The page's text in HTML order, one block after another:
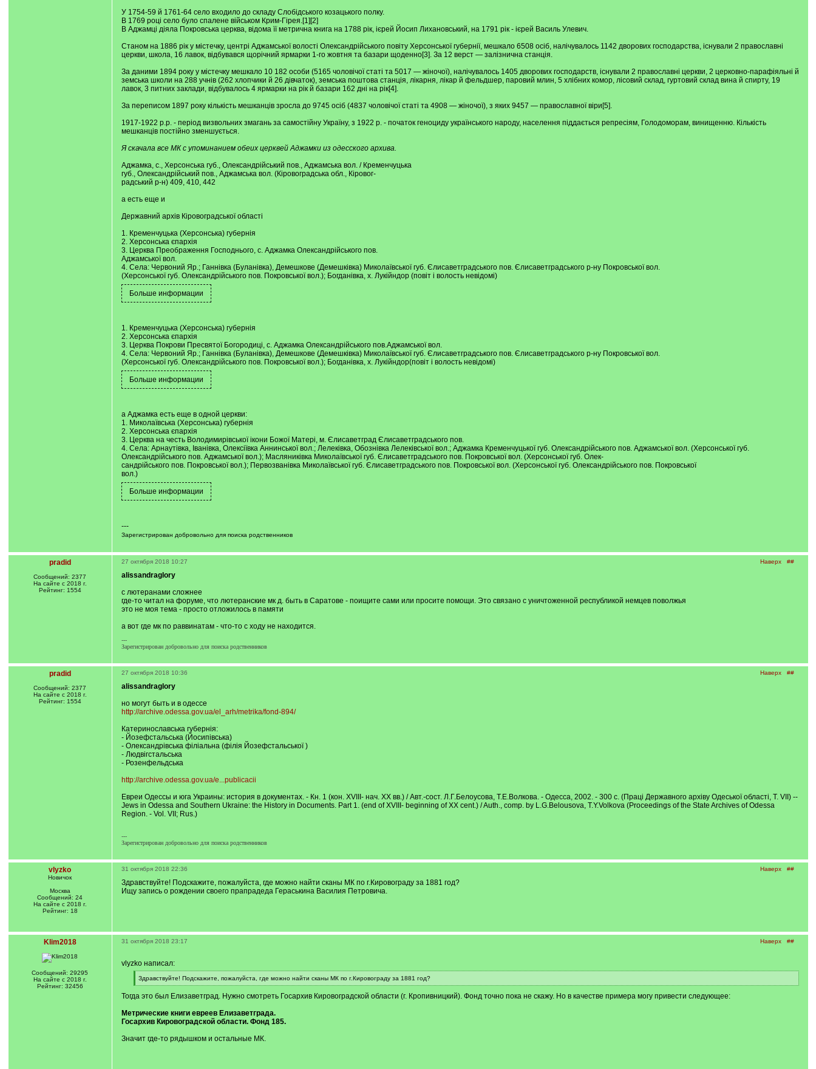
У 1754-59 й 1761-64 село входило до складу Слобідського козацького полку.
В 1769 році село було спалене військом Крим-Гірея.[1][2]
В Аджамці діяла Покровська церква, відома її метрична книга на 1788 рік, ієрей Йосип Лихановський, на 1791 рік - ієрей Василь Улевич.
Станом на 1886 рік у містечку, центрі Аджамської волості Олександрійського повіту Херсонської губернії, мешкало 6508 осіб, налічувалось 1142 дворових господарства, існували 2 православні
церкви, школа, 16 лавок, відбувався щорічний ярмарки 1-го жовтня та базари щоденно[3]. За 12 верст — залізнична станція.
За даними 1894 року у містечку мешкало 10 182 особи (5165 чоловічої статі та 5017 — жіночої), налічувалось 1405 дворових господарств, існували 2 православні церкви, 2 церковно-парафіяльні й
земська школи на 288 учнів (262 хлопчики й 26 дівчаток), земська поштова станція, лікарня, лікар й фельдшер, паровий млин, 5 хлібних комор, лісовий склад, гуртовий склад вина й спирту, 19
лавок, 3 питних заклади, відбувалось 4 ярмарки на рік й базари 162 дні на рік[4].
За переписом 1897 року кількість мешканців зросла до 9745 осіб (4837 чоловічої статі та 4908 — жіночої), з яких 9457 — православної віри[5].
1917-1922 р.р. - період визвольних змагань за самостійну Україну, з 1922 р. - початок геноциду українського народу, населення піддається репресіям, Голодоморам, винищенню. Кількість
мешканців постійно зменшується.
Я скачала все МК с упоминанием обеих церквей Аджамки из одесского архива.
Аджамка, с., Херсонська губ., Олександрійський пов., Аджамська вол. / Кременчуцька
губ., Олександрійський пов., Аджамська вол. (Кіровоградська обл., Кіровог-
радський р-н) 409, 410, 442
а есть еще и
Державний архів Кіровоградської області
1. Кременчуцька (Херсонська) губернія
2. Херсонська єпархія
3. Церква Преображення Господнього, с. Аджамка Олександрійського пов.
Аджамської вол.
4. Села: Червоний Яр.; Ганнівка (Буланівка), Демешкове (Демешківка) Миколаївської губ. Єлисаветградського пов. Єлисаветградського р-ну Покровської вол.
(Херсонської губ. Олександрійського пов. Покровської вол.); Богданівка, х. Лукійндор (повіт і волость невідомі)
1. Кременчуцька (Херсонська) губернія
2. Херсонська єпархія
3. Церква Покрови Пресвятої Богородиці, с. Аджамка Олександрійського пов.Аджамської вол.
4. Села: Червоний Яр.; Ганнівка (Буланівка), Демешкове (Демешківка) Миколаївської губ. Єлисаветградського пов. Єлисаветградського р-ну Покровської вол.
(Херсонської губ. Олександрійського пов. Покровської вол.); Богданівка, х. Лукійндор(повіт і волость невідомі)
а Аджамка есть еще в одной церкви:
1. Миколаївська (Херсонська) губернія
2. Херсонська єпархія
3. Церква на честь Володимирівської ікони Божої Матері, м. Єлисаветград Єлисаветградського пов.
4. Села: Арнаутівка, Іванівка, Олексіївка Аннинської вол.; Лелеківка, Обознівка Лелеківської вол.; Аджамка Кременчуцької губ. Олександрійського пов. Аджамської вол. (Херсонської губ.
Олександрійського пов. Аджамської вол.); Масляниківка Миколаївської губ. Єлисаветградського пов. Покровської вол. (Херсонської губ. Олек-
сандрійського пов. Покровської вол.); Первозванівка Миколаївської губ. Єлисаветградського пов. Покровської вол. (Херсонської губ. Олександрійського пов. Покровської
вол.)
---
Зарегистрирован добровольно для поиска родственников
pradid
Сообщений: 2377
На сайте с 2018 г.
Рейтинг: 1554
Наверх ##
27 октября 2018 10:27
alissandraglory
с лютеранами сложнее
где-то читал на форуме, что лютеранские мк д. быть в Саратове - поищите сами или просите помощи. Это связано с уничтоженной республикой немцев поволжья
это не моя тема - просто отложилось в памяти
а вот где мк по раввинатам - что-то с ходу не находится.
---
Зарегистрирован добровольно для поиска родственников
pradid
Сообщений: 2377
На сайте с 2018 г.
Рейтинг: 1554
Наверх ##
27 октября 2018 10:36
alissandraglory
но могут быть и в одессе
http://archive.odessa.gov.ua/el_arh/metrika/fond-894/
Катеринославська губернія:
- Йозефстальська (Йосипівська)
- Олександрівська філіальна (філія Йозефстальської )
- Людвігстальська
- Розенфельдська
http://archive.odessa.gov.ua/e...publicacii
Евреи Одессы и юга Украины: история в документах. - Кн. 1 (кон. ХVІІІ- нач. ХХ вв.) / Авт.-сост. Л.Г.Белоусова, Т.Е.Волкова. - Одесса, 2002. - 300 с. (Праці Державного архіву Одеської області, Т. VII) --
Jews in Odessa and Southern Ukraine: the History in Documents. Part 1. (end of ХVІІІ- beginning of ХХ cent.) / Auth., comp. by L.G.Belousova, T.Y.Volkova (Proceedings of the State Archives of Odessa
Region. - Vol. VII; Rus.)
---
Зарегистрирован добровольно для поиска родственников
vlyzko
Новичок
Москва
Сообщений: 24
На сайте с 2018 г.
Рейтинг: 18
Наверх ##
31 октября 2018 22:36
Здравствуйте! Подскажите, пожалуйста, где можно найти сканы МК по г.Кировограду за 1881 год?
Ищу запись о рождении своего прапрадеда Гераськина Василия Петровича.
Klim2018
Сообщений: 29295
На сайте с 2018 г.
Рейтинг: 32456
Наверх ##
31 октября 2018 23:17
vlyzko написал:
[
q
Здравствуйте! Подскажите, пожалуйста, где можно найти сканы МК по г.Кировограду за 1881 год?
[
q
Тогда это был Елизаветград. Нужно смотреть Госархив Кировоградской области (г. Кропивницкий). Фонд точно пока не скажу. Но в качестве примера могу привести следующее:
Метрические книги евреев Елизаветграда.
Госархив Кировоградской области. Фонд 185.
Значит где-то рядышком и остальные МК.